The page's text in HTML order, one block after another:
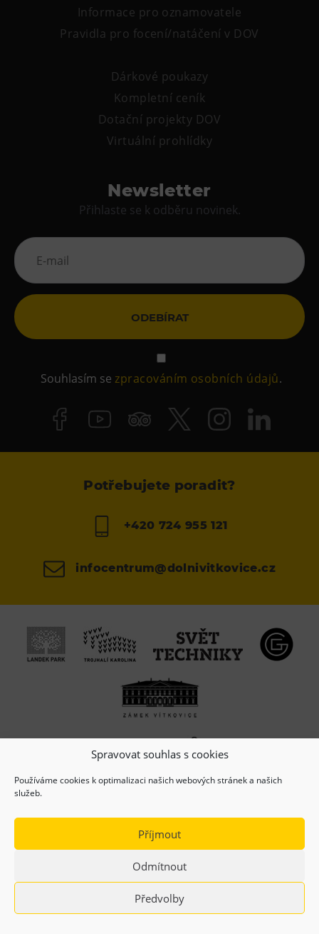
Spravovat souhlas s cookies
Používáme cookies k optimalizaci našich webových stránek a našich
služeb.
Příjmout
Odmítnout
Předvolby
Informace pro oznamovatele
Pravidla pro focení/natáčení v DOV
Dárkové poukazy
Kompletní ceník
Dotační projekty DOV
Virtuální prohlídky
Newsletter
Přihlaste se k odběru novinek.
ODEBÍRAT
Souhlasím sezpracováním osobních údajů.
Potřebujete poradit?
+420 724 955 121
infocentrum@dolnivitkovice.cz
(c) Copyright 2026, Dolní oblast VÍTKOVICE, z.s.